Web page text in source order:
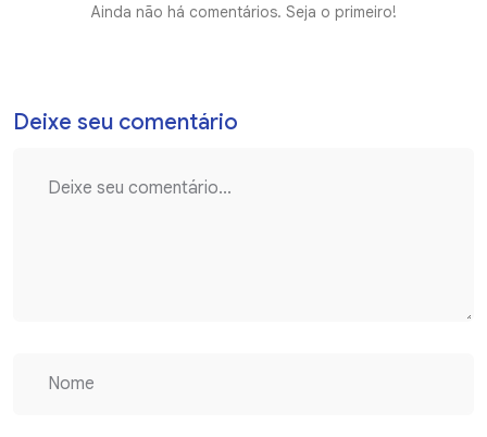
Ainda não há comentários. Seja o primeiro!
Deixe seu comentário